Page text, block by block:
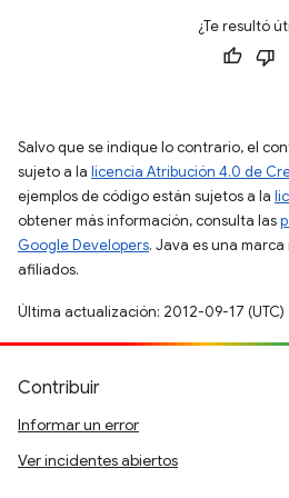
¿Te resultó
Salvo que se indique lo contrario, el
sujeto a la licencia Atribución 4.0 de
ejemplos de código están sujetos a la
obtener más información, consulta las
Google Developers. Java es una
afiliados.
Última actualización: 2012-09-17 (UTC)
Contribuir
Informar un error
Ver incidentes abiertos